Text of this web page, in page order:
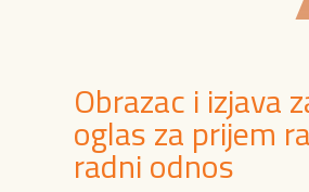
Obrazac i izjava
oglas za prijem
radni odnos